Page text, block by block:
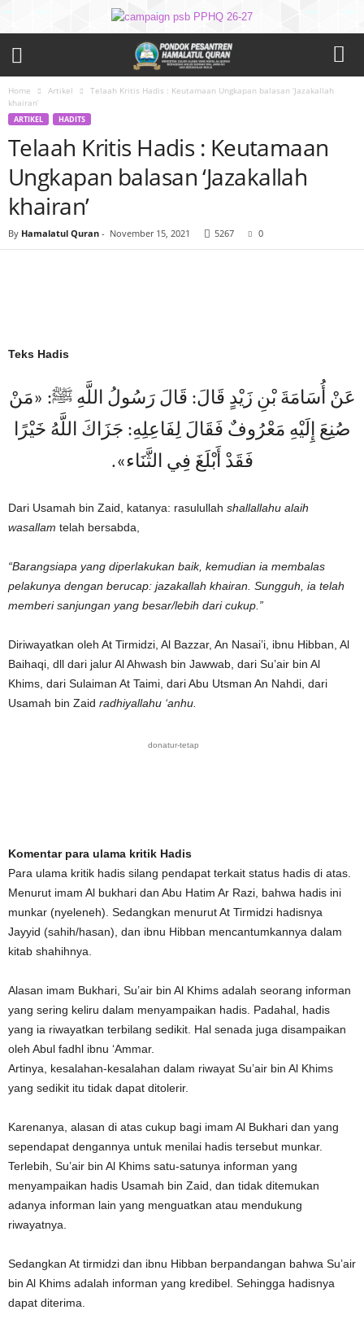
Home Artikel
Telaah Kritis Hadis : Keutamaan Ungkapan balasan ‘Jazakallah
khairan’
ARTIKEL HADITS
Telaah Kritis Hadis : Keutamaan
Ungkapan balasan ‘Jazakallah
khairan’
By Hamalatul Quran - November 15, 2021 5267 0
Teks Hadis
عَنْ أُسَامَةَ بْنِ زَيْدٍ قَالَ: قَالَ رَسُولُ اللَّهِ ﷺ: «مَنْ
صُنِعَ إِلَيْهِ مَعْرُوفٌ فَقَالَ لِفَاعِلِهِ: جَزَاكَ اللَّهُ خَيْرًا
فَقَدْ أَبْلَغَ فِي الثَّنَاء».
Dari Usamah bin Zaid, katanya: rasulullah shallallahu alaih
wasallam telah bersabda,
“Barangsiapa yang diperlakukan baik, kemudian ia membalas
pelakunya dengan berucap: jazakallah khairan. Sungguh, ia telah
memberi sanjungan yang besar/lebih dari cukup.”
Diriwayatkan oleh At Tirmidzi, Al Bazzar, An Nasai’i, ibnu Hibban, Al
Baihaqi, dll dari jalur Al Ahwash bin Jawwab, dari Su’air bin Al
Khims, dari Sulaiman At Taimi, dari Abu Utsman An Nahdi, dari
Usamah bin Zaid radhiyallahu ‘anhu.
donatur-tetap
Komentar para ulama kritik Hadis
Para ulama kritik hadis silang pendapat terkait status hadis di atas.
Menurut imam Al bukhari dan Abu Hatim Ar Razi, bahwa hadis ini
munkar (nyeleneh). Sedangkan menurut At Tirmidzi hadisnya
Jayyid (sahih/hasan), dan ibnu Hibban mencantumkannya dalam
kitab shahihnya.
Alasan imam Bukhari, Su’air bin Al Khims adalah seorang informan
yang sering keliru dalam menyampaikan hadis. Padahal, hadis
yang ia riwayatkan terbilang sedikit. Hal senada juga disampaikan
oleh Abul fadhl ibnu ‘Ammar.
Artinya, kesalahan-kesalahan dalam riwayat Su’air bin Al Khims
yang sedikit itu tidak dapat ditolerir.
Karenanya, alasan di atas cukup bagi imam Al Bukhari dan yang
sependapat dengannya untuk menilai hadis tersebut munkar.
Terlebih, Su’air bin Al Khims satu-satunya informan yang
menyampaikan hadis Usamah bin Zaid, dan tidak ditemukan
adanya informan lain yang menguatkan atau mendukung
riwayatnya.
Sedangkan At tirmidzi dan ibnu Hibban berpandangan bahwa Su’air
bin Al Khims adalah informan yang kredibel. Sehingga hadisnya
dapat diterima.